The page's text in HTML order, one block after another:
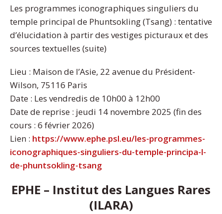
Les programmes iconographiques singuliers du
temple principal de Phuntsokling (Tsang) : tentative
d’élucidation à partir des vestiges picturaux et des
sources textuelles (suite)
Lieu : Maison de l’Asie, 22 avenue du Président-
Wilson, 75116 Paris
Date : Les vendredis de 10h00 à 12h00
Date de reprise : jeudi 14 novembre 2025 (fin des
cours : 6 février 2026)
Lien : https://www.ephe.psl.eu/les-programmes-
iconographiques-singuliers-du-temple-principa-l-
de-phuntsokling-tsang
EPHE – Institut des Langues Rares
(ILARA)